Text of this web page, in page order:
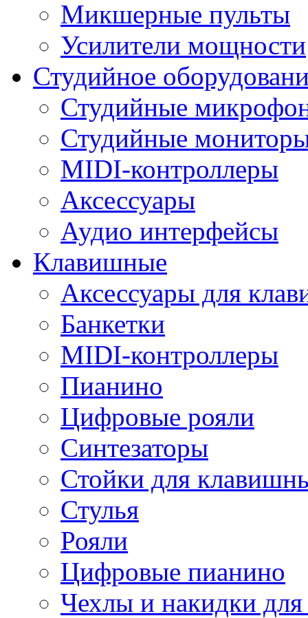
Микшерные пульты
Усилители мощности
Студийное
Студийные
Студийные
MIDI-контроллеры
Аксессуары
Аудио интерфейсы
Клавишные
Аксессуары для
Банкетки
MIDI-контроллеры
Пианино
Цифровые рояли
Синтезаторы
Стойки для
Стулья
Рояли
Цифровые пианино
Чехлы и накидки